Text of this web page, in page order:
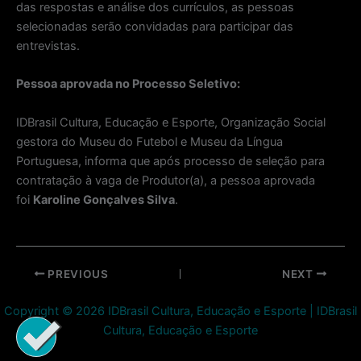
das respostas e análise dos currículos, as pessoas
selecionadas serão convidadas para participar das
entrevistas.
Pessoa aprovada no Processo Seletivo:
IDBrasil Cultura, Educação e Esporte, Organização Social
gestora do Museu do Futebol e Museu da Língua
Portuguesa, informa que após processo de seleção para
contratação à vaga de Produtor(a), a pessoa aprovada
foi Karoline Gonçalves Silva.
Post PREVIOUS NEXT
Copyright © 2026 IDBrasil Cultura, Educação e Esporte | IDBrasil
Cultura, Educação e Esporte